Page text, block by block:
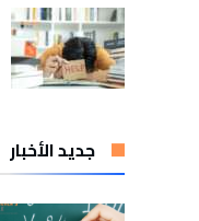
جديد الأخبار